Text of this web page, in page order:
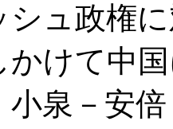
シュ政権
かけて中
小泉－安